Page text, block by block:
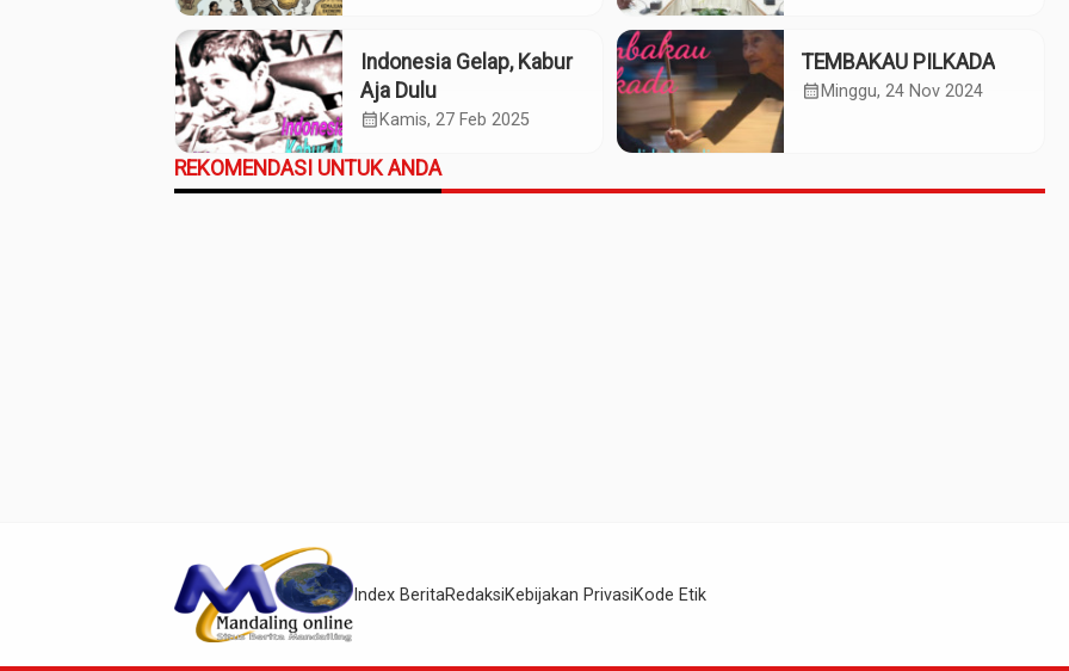
Indonesia Gelap, Kabur
Aja Dulu
calendar_month Kamis, 27 Feb 2025
TEMBAKAU PILKADA
calendar_month Minggu, 24 Nov 2024
REKOMENDASI UNTUK ANDA
Index BeritaRedaksiKebijakan PrivasiKode Etik